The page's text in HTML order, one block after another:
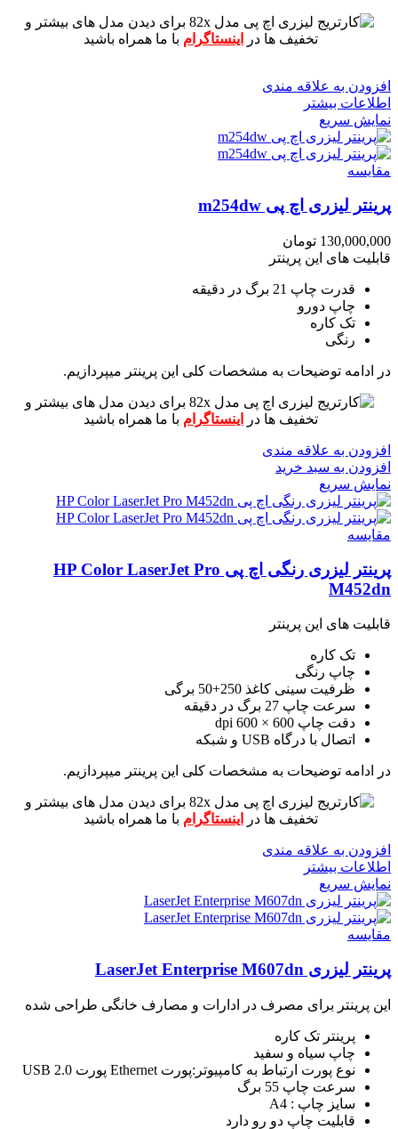
برای دیدن مدل های بیشتر و
تخفیف ها در
اینستاگرام با ما همراه باشید
افزودن به علاقه مندی
اطلاعات بیشتر
نمایش سریع
مقايسه
پرینتر لیزری اچ پی m254dw
130,000,000 تومان
قابلیت های این پرینتر
قدرت چاپ 21 برگ در دقیقه
چاپ دورو
تک کاره
رنگی
در ادامه توضیحات به مشخصات کلی این پرینتر میپردازیم.
برای دیدن مدل های بیشتر و
تخفیف ها در
اینستاگرام با ما همراه باشید
افزودن به علاقه مندی
افزودن به سبد خرید
نمایش سریع
مقايسه
پرینتر لیزری رنگی اچ پی HP Color LaserJet Pro
M452dn
قابلیت های این پرینتر
تک کاره
چاپ رنگی
ظرفیت سینی کاغذ 250+50 برگی
سرعت چاپ 27 برگ در دقیقه
دقت چاپ 600 × 600 dpi
اتصال با درگاه USB و شبکه
در ادامه توضیحات به مشخصات کلی این پرینتر میپردازیم.
برای دیدن مدل های بیشتر و
تخفیف ها در
اینستاگرام با ما همراه باشید
افزودن به علاقه مندی
اطلاعات بیشتر
نمایش سریع
مقايسه
پرینتر لیزری LaserJet Enterprise M607dn
این پرینتر برای مصرف در ادارات و مصارف خانگی طراحی شده
پرینتر تک کاره
چاپ سیاه و سفید
نوع پورت ارتباط به کامپیوتر:پورت Ethernet پورت USB 2.0
سرعت چاپ 55 برگ
سایز چاپ : A4
قابلیت چاپ دو رو دارد